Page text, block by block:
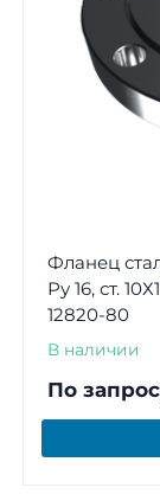
Фланец
Ру 16, ст.
12820-80
В наличии
По